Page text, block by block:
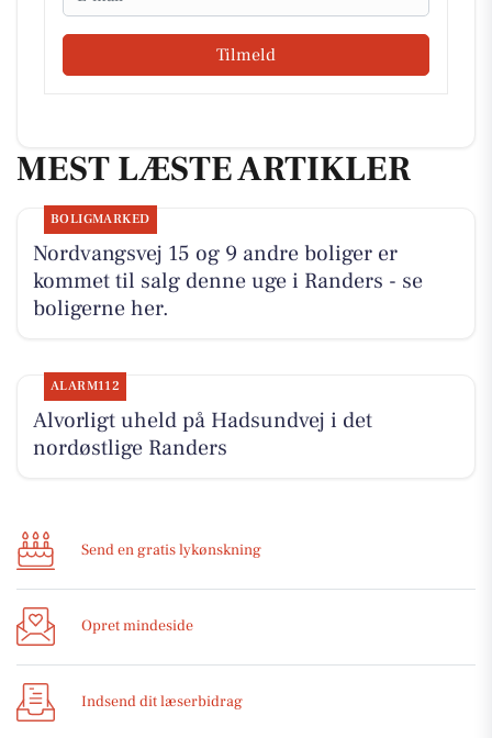
Tilmeld
MEST LÆSTE ARTIKLER
BOLIGMARKED
Nordvangsvej 15 og 9 andre boliger er
kommet til salg denne uge i Randers - se
boligerne her.
ALARM112
Alvorligt uheld på Hadsundvej i det
nordøstlige Randers
Send en gratis lykønskning
Opret mindeside
Indsend dit læserbidrag